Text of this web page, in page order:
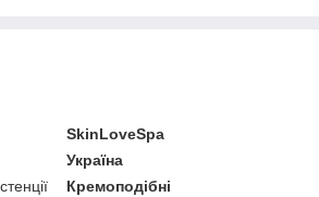
SkinLoveSpa
Україна
Кремоподібні